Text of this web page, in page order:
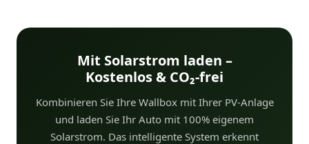
Mit Solarstrom laden –
Kostenlos & CO₂-frei
Kombinieren Sie Ihre Wallbox mit Ihrer PV-Anlage
und laden Sie Ihr Auto mit 100% eigenem
Solarstrom. Das intelligente System erkennt